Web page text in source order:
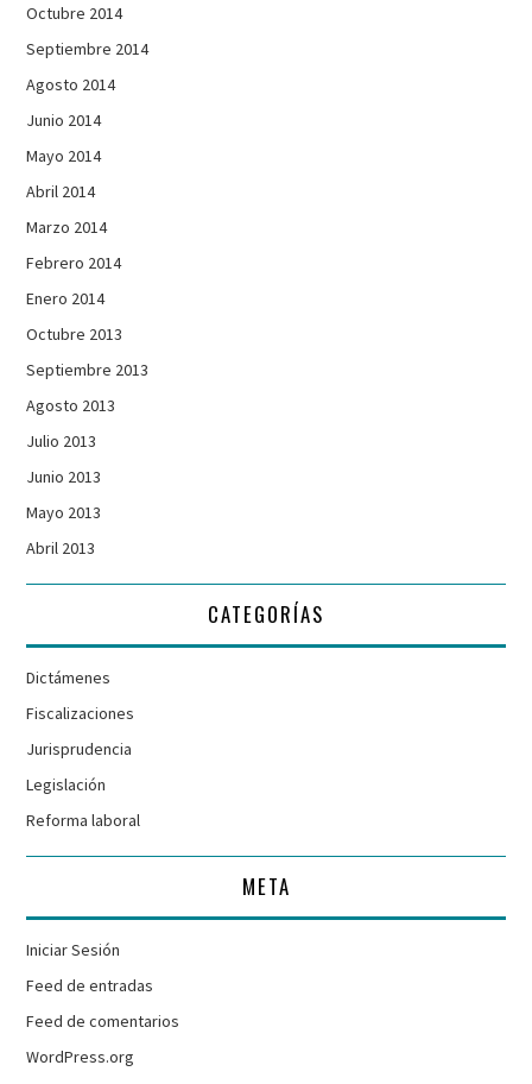
Octubre 2014
Septiembre 2014
Agosto 2014
Junio 2014
Mayo 2014
Abril 2014
Marzo 2014
Febrero 2014
Enero 2014
Octubre 2013
Septiembre 2013
Agosto 2013
Julio 2013
Junio 2013
Mayo 2013
Abril 2013
CATEGORÍAS
Dictámenes
Fiscalizaciones
Jurisprudencia
Legislación
Reforma laboral
META
Iniciar Sesión
Feed de entradas
Feed de comentarios
WordPress.org